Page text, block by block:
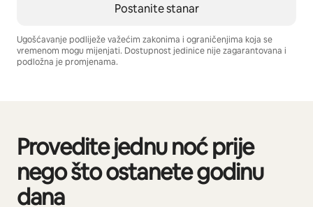
Postanite stanar
Ugošćavanje podliježe važećim zakonima i ograničenjima koja se
vremenom mogu mijenjati. Dostupnost jedinice nije zagarantovana i
podložna je promjenama.
Provedite jednu noć prije
nego što ostanete godinu
dana
Prikazano 0 od 0 stavki